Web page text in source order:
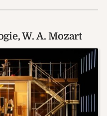
W. A. Mozart